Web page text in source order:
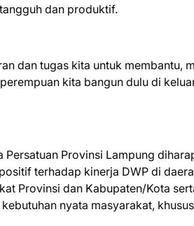
dan produktif.
dan tugas kita untuk membantu,
kita bangun dulu di
Persatuan Provinsi Lampung
terhadap kinerja DWP di
Provinsi dan Kabupaten/Kota
nyata masyarakat,